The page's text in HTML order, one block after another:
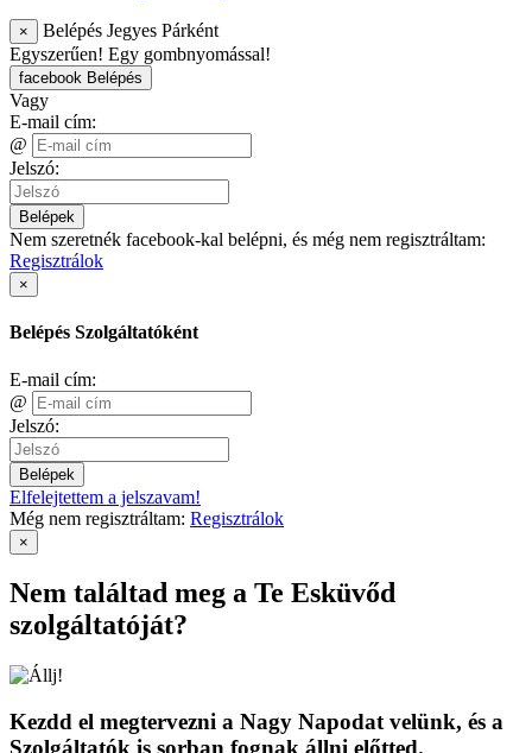
×
Belépés Jegyes Párként
Egyszerűen! Egy gombnyomással!
facebook Belépés
Vagy
E-mail cím:
@
Jelszó:
Belépek
Nem szeretnék facebook-kal belépni, és még nem regisztráltam:
Regisztrálok
×
Belépés Szolgáltatóként
E-mail cím:
@
Jelszó:
Belépek
Elfelejtettem a jelszavam!
Még nem regisztráltam: Regisztrálok
×
Nem találtad meg a Te Esküvőd
szolgáltatóját?
Kezdd el megtervezni a Nagy Napodat velünk, és a
Szolgáltatók is sorban fognak állni előtted.